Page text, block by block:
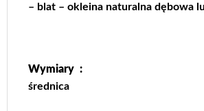
– blat – okleina naturalna dębowa
Wymiary :
średnica